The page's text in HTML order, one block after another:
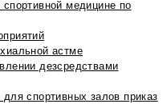
медицине по
астме
дезсредствами
спортивных залов приказ